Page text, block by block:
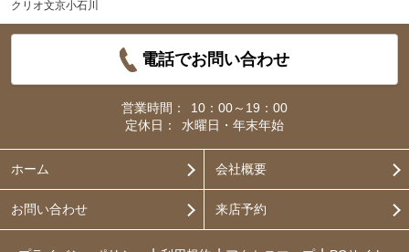
クリオ文京小石川
電話でお問い合わせ
営業時間：
10：00～19：00
定休日：
水曜日・年末年始
ホーム 会社概要
お問い合わせ 来店予約